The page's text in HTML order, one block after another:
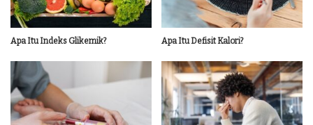
Apa Itu Indeks Glikemik? Apa Itu Defisit Kalori?